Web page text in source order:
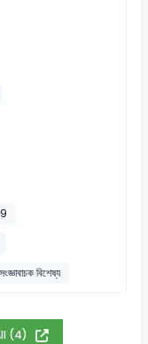
বিশেষ্য
(4)